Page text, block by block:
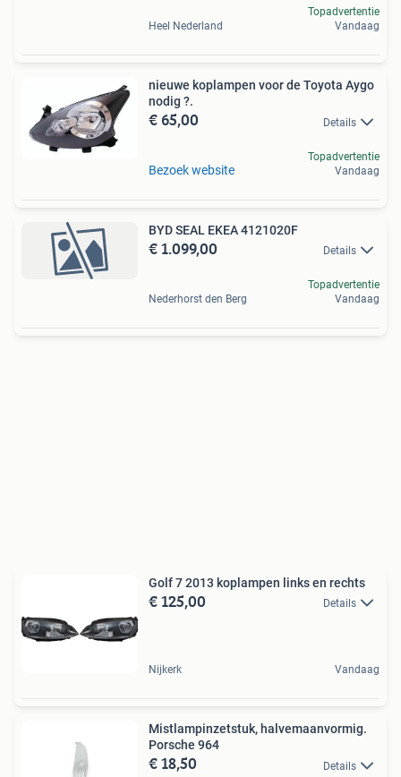
Heel Nederland
Topadvertentie
Vandaag
nieuwe koplampen voor de Toyota Aygo
nodig ?.
€ 65,00 Details
Bezoek website
Topadvertentie
Vandaag
BYD SEAL EKEA 4121020F
€ 1.099,00 Details
Nederhorst den Berg
Topadvertentie
Vandaag
Golf 7 2013 koplampen links en rechts
€ 125,00 Details
Nijkerk Vandaag
Mistlampinzetstuk, halvemaanvormig.
Porsche 964
€ 18,50 Details